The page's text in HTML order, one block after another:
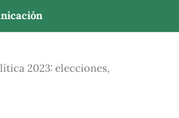
2023: elecciones,